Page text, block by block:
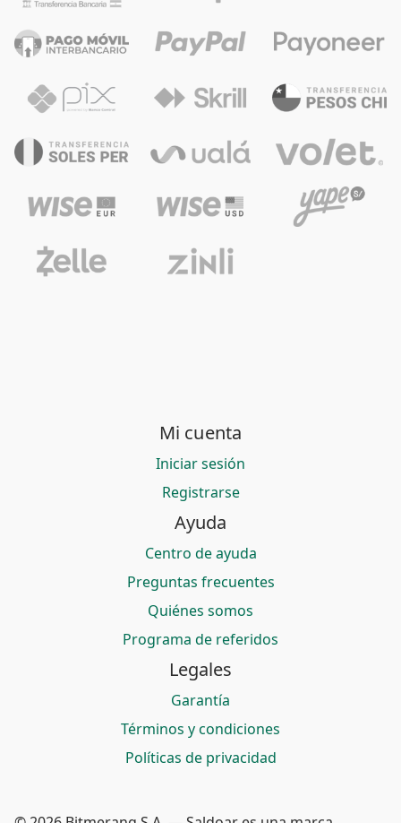
Mi cuenta
Iniciar sesión
Registrarse
Ayuda
Centro de ayuda
Preguntas frecuentes
Quiénes somos
Programa de referidos
Legales
Garantía
Términos y condiciones
Políticas de privacidad